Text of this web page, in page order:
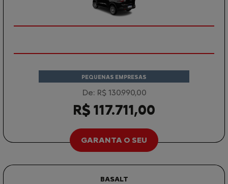
PEQUENAS EMPRESAS
De: R$ 130.990,00
R$ 117.711,00
GARANTA O SEU
BASALT